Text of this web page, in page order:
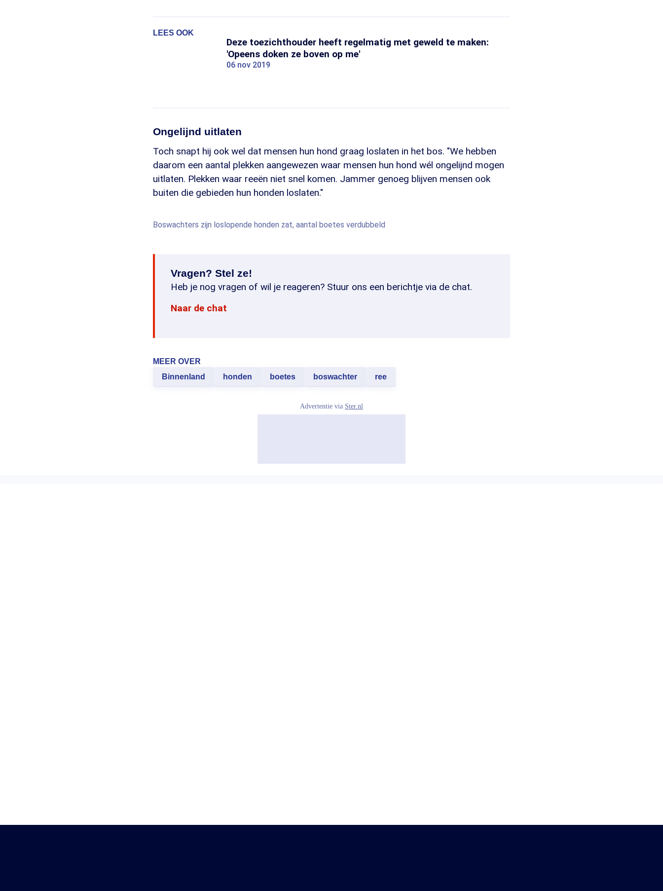
LEES OOK
Deze toezichthouder heeft regelmatig met geweld te maken:
'Opeens doken ze boven op me'
06 nov 2019
Ongelijnd uitlaten
Toch snapt hij ook wel dat mensen hun hond graag loslaten in het bos. "We hebben
daarom een aantal plekken aangewezen waar mensen hun hond wél ongelijnd mogen
uitlaten. Plekken waar reeën niet snel komen. Jammer genoeg blijven mensen ook
buiten die gebieden hun honden loslaten."
Boswachters zijn loslopende honden zat, aantal boetes verdubbeld
Vragen? Stel ze!
Heb je nog vragen of wil je reageren? Stuur ons een berichtje via de chat.
Naar de chat
MEER OVER
Binnenland
honden boetes boswachter ree
Advertentie via Ster.nl